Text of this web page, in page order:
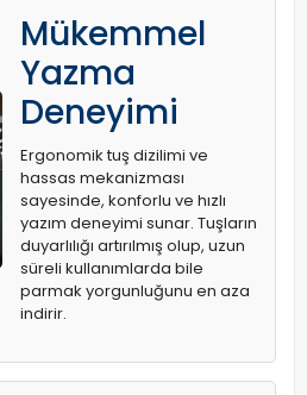
Mükemmel
Yazma
Deneyimi
Ergonomik tuş dizilimi ve
hassas mekanizması
sayesinde, konforlu ve hızlı
yazım deneyimi sunar. Tuşların
duyarlılığı artırılmış olup, uzun
süreli kullanımlarda bile
parmak yorgunluğunu en aza
indirir.